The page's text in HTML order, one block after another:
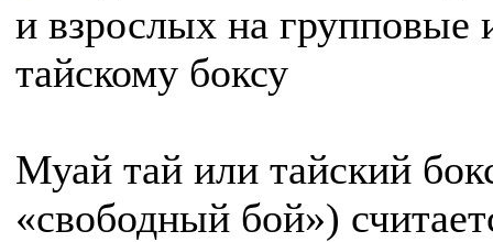
и взрослых на групповые
тайскому боксу
Муай тай или тайский
«свободный бой»)